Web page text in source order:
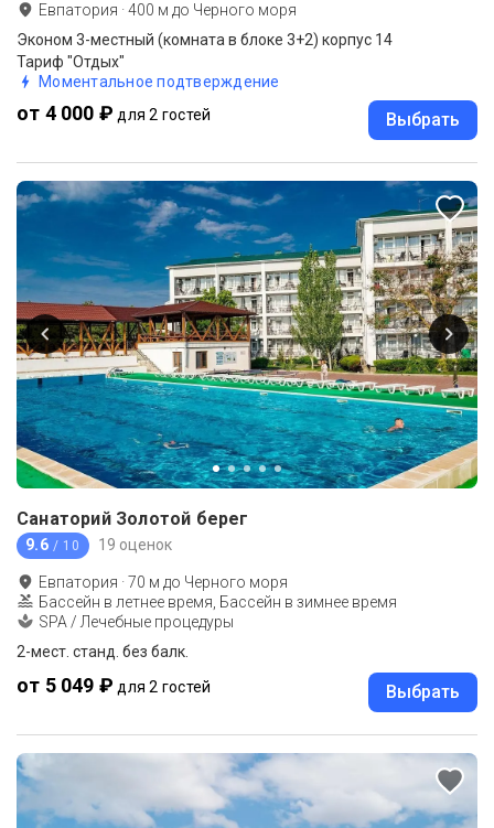
Евпатория ·400 м до Черного моря
Эконом 3-местный (комната в блоке 3+2) корпус 14
Тариф "Отдых"
Моментальное подтверждение
от 4 000 ₽ для 2 гостей Выбрать
Санаторий Золотой берег
9.6 / 10 19 оценок
Евпатория ·70 м до Черного моря
Бассейн в летнее время, Бассейн в зимнее время
SPA / Лечебные процедуры
2-мест. станд. без балк.
от 5 049 ₽ для 2 гостей Выбрать